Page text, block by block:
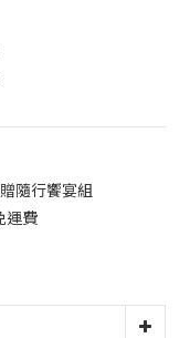
隨行饗宴組
運費